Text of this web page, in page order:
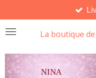
au
contenu
La boutique